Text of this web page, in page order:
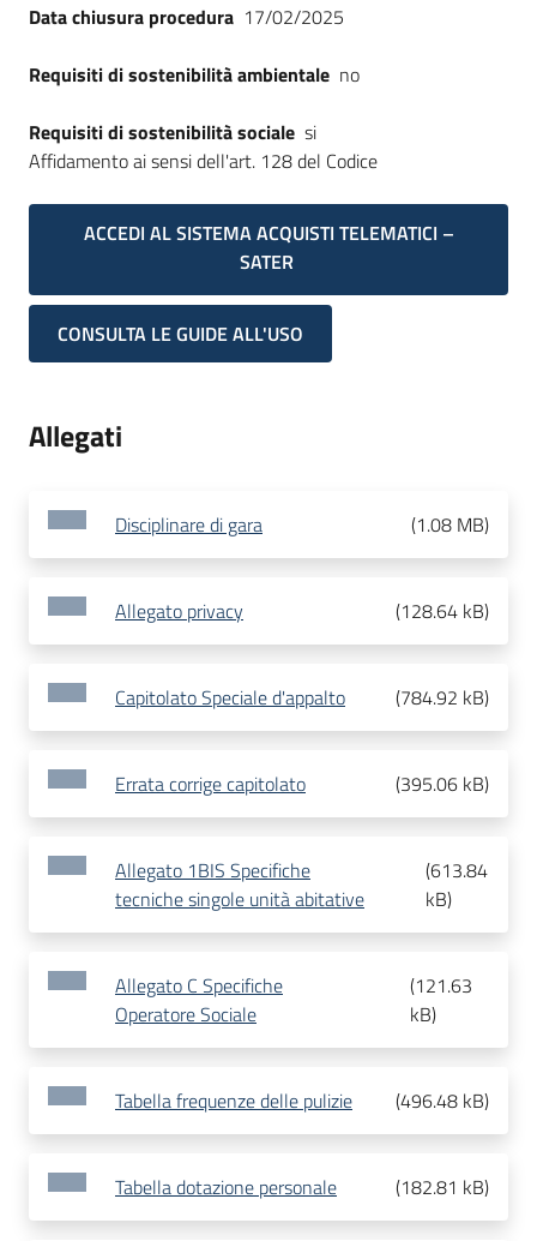
Data chiusura procedura 17/02/2025
Requisiti di sostenibilità ambientale no
Requisiti di sostenibilità sociale si
Affidamento ai sensi dell'art. 128 del Codice
ACCEDI AL SISTEMA ACQUISTI TELEMATICI –
SATER
CONSULTA LE GUIDE ALL'USO
Allegati
Disciplinare di gara (1.08 MB)
Allegato privacy (128.64 kB)
Capitolato Speciale d'appalto (784.92 kB)
Errata corrige capitolato (395.06 kB)
Allegato 1BIS Specifiche
tecniche singole unità abitative
(613.84
kB)
Allegato C Specifiche
Operatore Sociale
(121.63
kB)
Tabella frequenze delle pulizie (496.48 kB)
Tabella dotazione personale (182.81 kB)